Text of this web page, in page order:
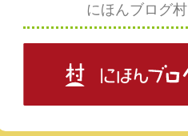
にほんブログ村